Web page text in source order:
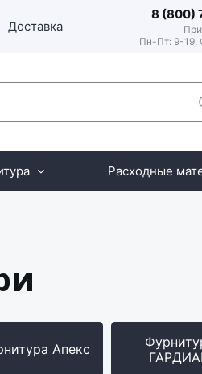
Доставка
8 (800)
Пн-Пт: 9-19,
Расходные
Апекс